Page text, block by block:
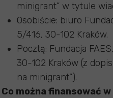
minigrant” w tytule
Osobiście: biuro
5/416, 30-102 Kraków.
Pocztą: Fundacja
30-102 Kraków (z
na minigrant”).
Co można finansować